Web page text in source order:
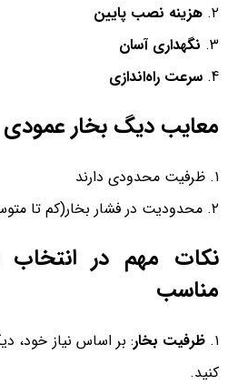
۲. هزینه نصب پایین
3. نگهداری آسان
4. سرعت راه‌اندازی
معایب دیگ بخار عمودی
۱. ظرفیت محدودی دارند
۲. محدودیت در فشار بخار(کم تا متوسط)
نکات مهم در
مناسب
۱. ظرفیت بخار: بر اساس نیاز خود،
کنید.